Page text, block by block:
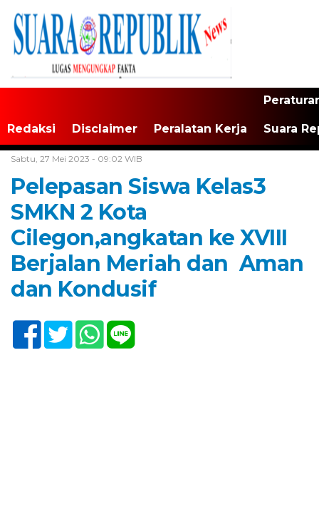
Redaksi Disclaimer Peralatan Kerja Suara
Sabtu, 27 Mei 2023 - 09:02 WIB
Pelepasan Siswa Kelas3
SMKN 2 Kota
Cilegon,angkatan ke XVIII
Berjalan Meriah dan Aman
dan Kondusif